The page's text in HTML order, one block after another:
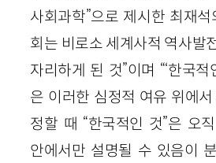
사회과학”으로 제시한 최재
회는 비로소 세계사적 역사발
자리하게 된 것”이며 “‘한국
은 이러한 심정적 여유 위에
정할 때 “한국적인 것”은 오
안에서만 설명될 수 있음이